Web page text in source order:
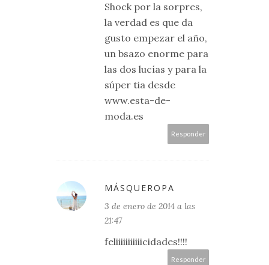
Shock por la sorpres,
la verdad es que da
gusto empezar el año,
un bsazo enorme para
las dos lucías y para la
súper tia desde
www.esta-de-
moda.es
Responder
MÁSQUEROPA
3 de enero de 2014 a las
21:47
feliiiiiiiiiiicidades!!!!
Responder